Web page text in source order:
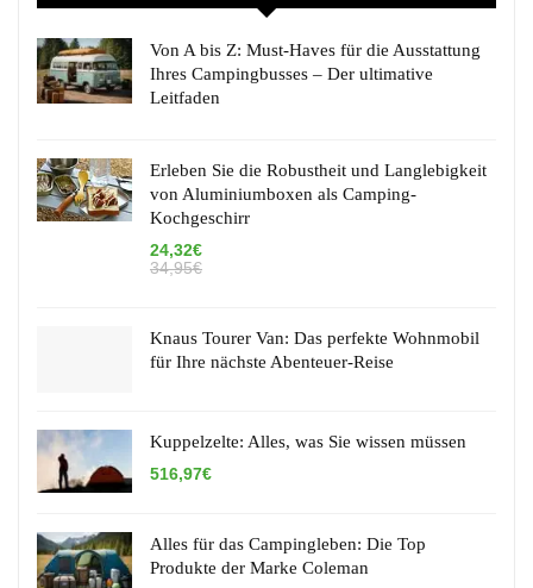
Von A bis Z: Must-Haves für die Ausstattung
Ihres Campingbusses – Der ultimative
Leitfaden
Erleben Sie die Robustheit und Langlebigkeit
von Aluminiumboxen als Camping-
Kochgeschirr
24,32€
34,95€
Knaus Tourer Van: Das perfekte Wohnmobil
für Ihre nächste Abenteuer-Reise
Kuppelzelte: Alles, was Sie wissen müssen
516,97€
Alles für das Campingleben: Die Top
Produkte der Marke Coleman